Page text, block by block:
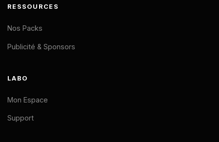
RESSOURCES
Nos Packs
Publicité & Sponsors
LABO
Mon Espace
Support